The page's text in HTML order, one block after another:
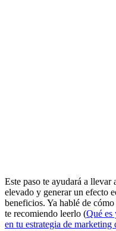
Este paso te ayudará a llevar
elevado y generar un efecto
beneficios. Ya hablé de
te recomiendo leerlo (Qué es
en tu estrategia de marketing